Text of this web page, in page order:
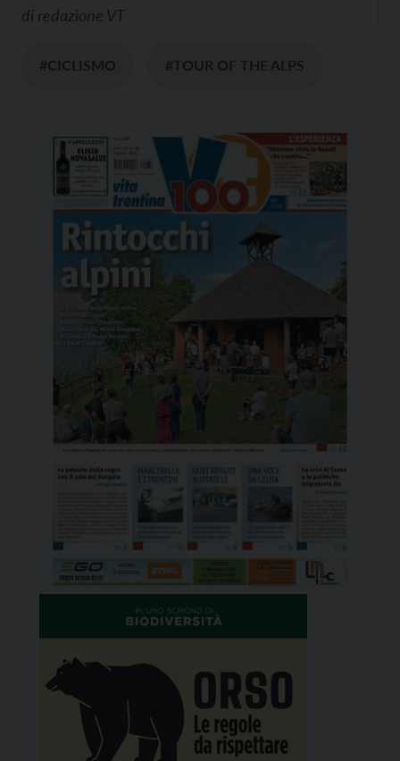
di redazione VT
#CICLISMO #TOUR OF THE ALPS